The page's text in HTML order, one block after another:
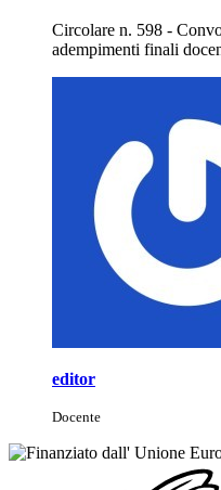
Circolare n. 598 -
adempimenti finali
editor
Docente